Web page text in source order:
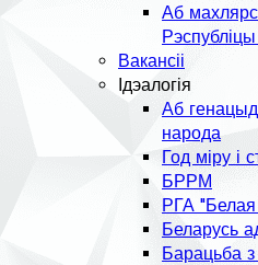
Аб
Вакансіі
Ідэалогія
Аб
народа
Год міру і
БРРМ
РГА
Беларусь
Барацьба